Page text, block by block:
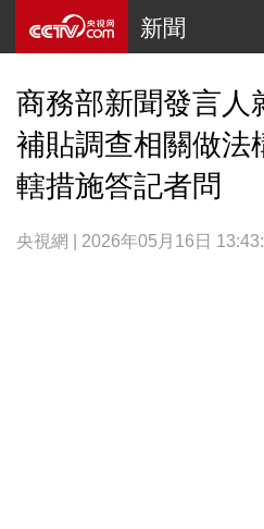
新聞
商務部新聞發言人
補貼調查相關做法
轄措施答記者問
央視網 | 2026年05月16日